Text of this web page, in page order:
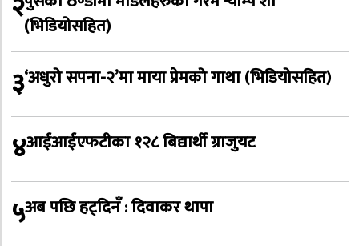
(भिडियोसहित)
३‘अधुरो सपना-२’मा माया प्रेमको गाथा (भिडियोसहित)
४आईआईएफटीका १२८ बिद्यार्थी ग्राजुयट
५अब पछि हट्दिनँ : दिवाकर थापा